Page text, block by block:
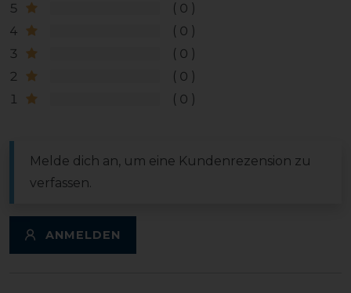
5
0
4
0
3
0
2
0
1
0
Melde dich an, um eine Kundenrezension zu
verfassen.
ANMELDEN